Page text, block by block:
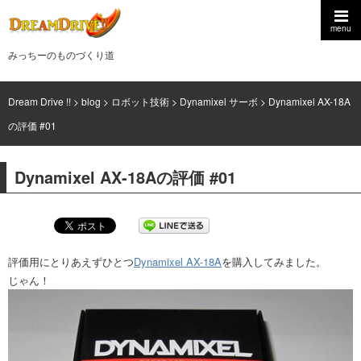
menu
みっちーのものづくり道
Dream Drive !! > blog > ロボット技術 > Dynamixel サーボ > Dynamixel AX-18A
の評価 #01
Dynamixel AX-18Aの評価 #01
評価用にとりあえずひとつDynamixel AX-18Aを購入してみました。
じゃん！